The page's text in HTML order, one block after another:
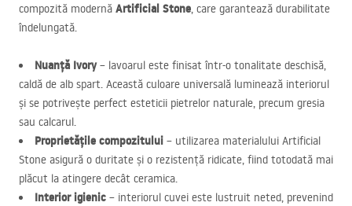
compozită modernă Artificial Stone, care garantează durabilitate
îndelungată.
Nuanță Ivory– lavoarul este finisat într-o tonalitate deschisă,
caldă de alb spart. Această culoare universală luminează interiorul
și se potrivește perfect esteticii pietrelor naturale, precum gresia
sau calcarul.
Proprietățile compozitului – utilizarea materialului Artificial
Stone asigură o duritate și o rezistență ridicate, fiind totodată mai
plăcut la atingere decât ceramica.
Interior igienic – interiorul cuvei este lustruit neted, prevenind